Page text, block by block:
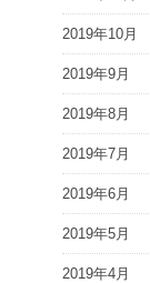
2019年10月
2019年9月
2019年8月
2019年7月
2019年6月
2019年5月
2019年4月